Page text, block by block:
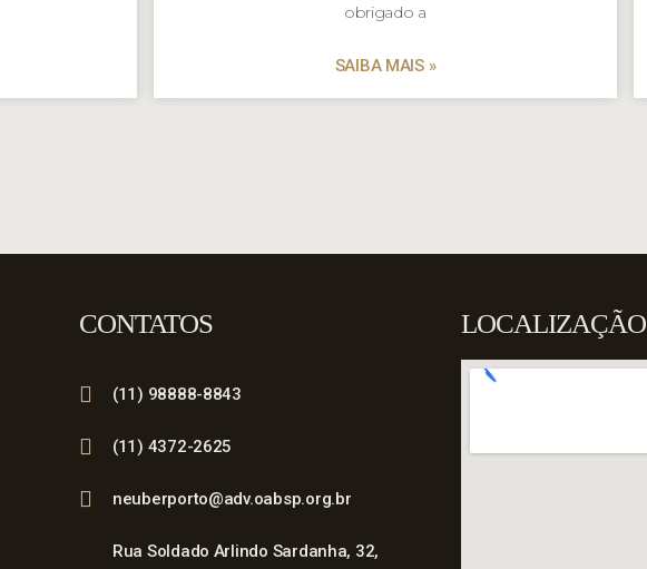
obrigado a
SAIBA MAIS »
CONTATOS
(11) 98888-8843
(11) 4372-2625
neuberporto@adv.oabsp.org.br
Rua Soldado Arlindo Sardanha, 32,
LOCALIZAÇÃO